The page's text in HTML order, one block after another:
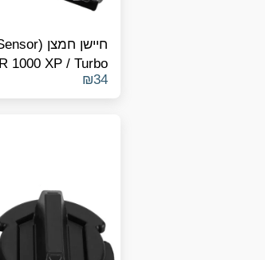
4016021 / 4013979
₪34